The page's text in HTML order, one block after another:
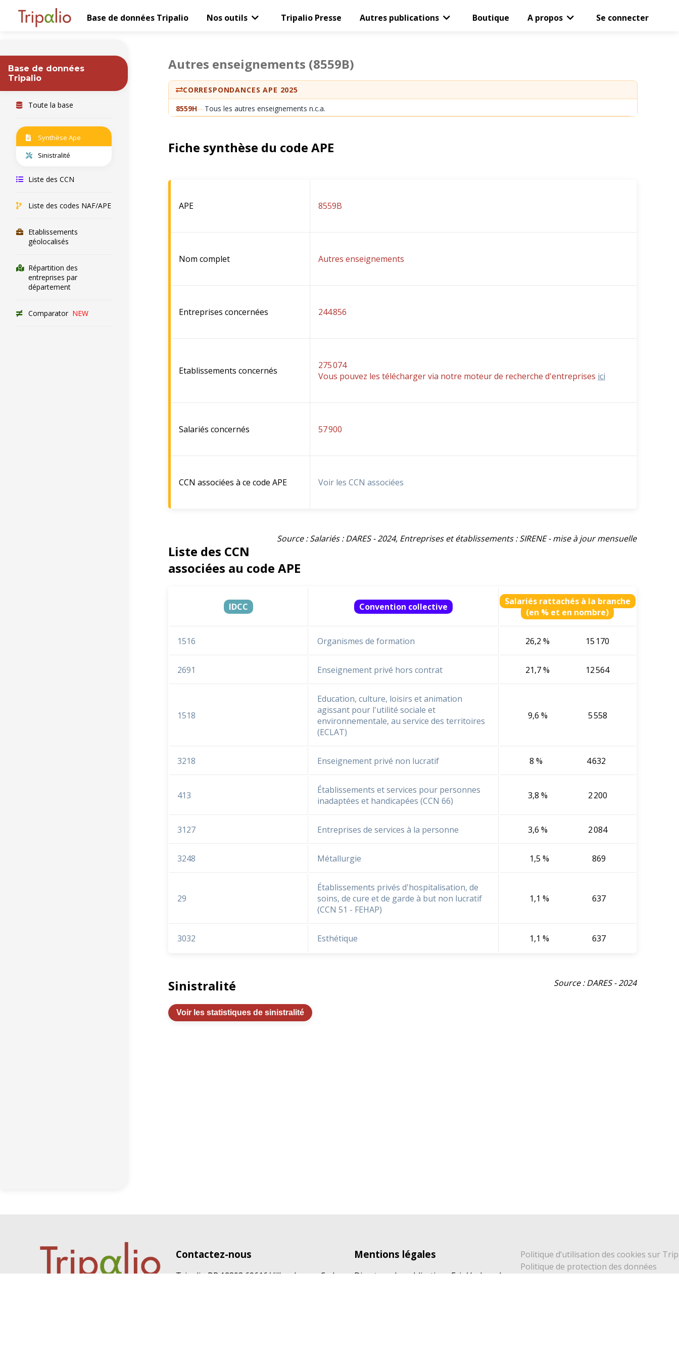
Base de données Tripalio Nos outils Tripalio Presse Autres publications Boutique A propos Se connecter
Base de données
Tripalio
Toute la base
Synthèse Ape
Sinistralité
Liste des CCN
Liste des codes NAF/APE
Etablissements
géolocalisés
Répartition des
entreprises par
département
Comparator NEW
Autres enseignements (8559B)
CORRESPONDANCES APE 2025
8559H—Tous les autres enseignements n.c.a.
Fiche synthèse du code APE
APE 8559B
Nom complet Autres enseignements
Entreprises concernées 244 856
Etablissements concernés
275 074
Vous pouvez les télécharger via notre moteur de recherche d'entreprises ici
Salariés concernés 57 900
CCN associées à ce code APE Voir les CCN associées
Source : Salariés : DARES - 2024, Entreprises et établissements : SIRENE - mise à jour mensuelle
Liste des CCN
associées au code APE
IDCC Convention collective
Salariés rattachés à la branche
(en % et en nombre)
1516 Organismes de formation 26,2 % 15 170
2691 Enseignement privé hors contrat 21,7 % 12 564
1518
Education, culture, loisirs et animation
agissant pour l'utilité sociale et
environnementale, au service des territoires
(ECLAT)
9,6 % 5 558
3218 Enseignement privé non lucratif 8 % 4 632
413
Établissements et services pour personnes
inadaptées et handicapées (CCN 66)
3,8 % 2 200
3127 Entreprises de services à la personne 3,6 % 2 084
3248 Métallurgie 1,5 % 869
29
Établissements privés d'hospitalisation, de
soins, de cure et de garde à but non lucratif
(CCN 51 - FEHAP)
1,1 % 637
3032 Esthétique 1,1 % 637
Source : DARES - 2024
Sinistralité
Voir les statistiques de sinistralité
Contactez-nous
Tripalio BP 12303 69616 Villeurbanne Cedex
Mentions légales
Directeur de publication : Eric Verhaeghe
Politique d’utilisation des cookies sur
Politique de protection des données